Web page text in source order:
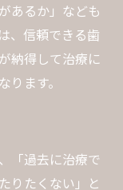
あるか」なども
、信頼できる歯
納得して治療に
ます。
「過去に治療で
りたくない」と